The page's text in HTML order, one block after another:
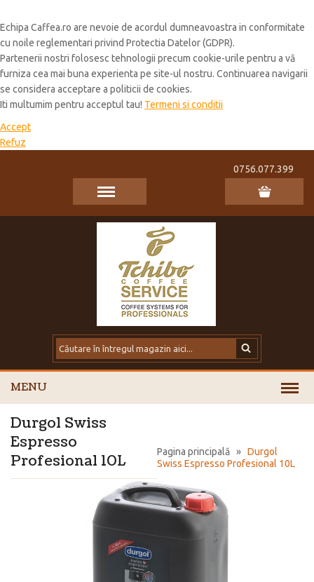
Echipa Caffea.ro are nevoie de acordul dumneavoastra in conformitate
cu noile reglementari privind Protectia Datelor (GDPR).
Partenerii nostri folosesc tehnologii precum cookie-urile pentru a vă
furniza cea mai buna experienta pe site-ul nostru. Continuarea navigarii
se considera acceptare a politicii de cookies.
Iti multumim pentru acceptul tau! Termeni si conditii
Accept
Refuz
0756.077.399
MENU
Pagina principală » Durgol
Swiss Espresso Profesional 10L
Durgol Swiss
Espresso
Profesional 10L